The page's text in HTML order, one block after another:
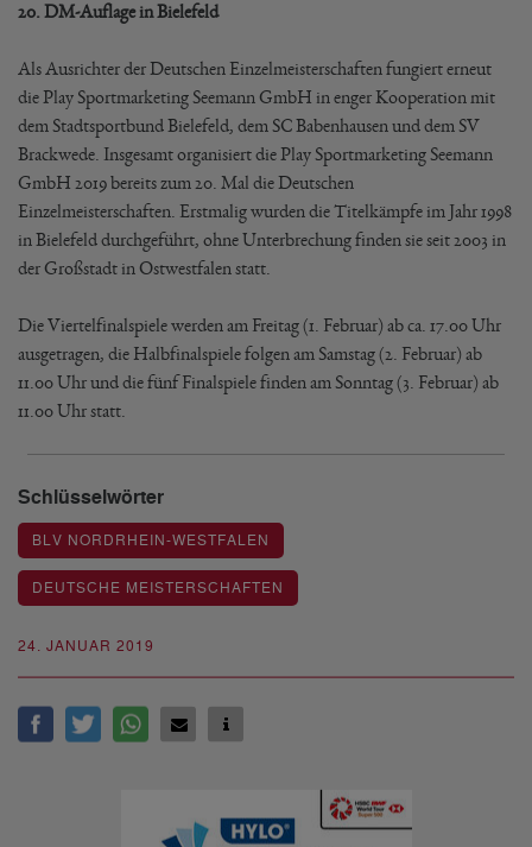
24. JANUAR 2019
20. DM-Auflage in Bielefeld
Als Ausrichter der Deutschen Einzelmeisterschaften fungiert erneut
die Play Sportmarketing Seemann GmbH in enger Kooperation mit
dem Stadtsportbund Bielefeld, dem SC Babenhausen und dem SV
Brackwede. Insgesamt organisiert die Play Sportmarketing Seemann
GmbH 2019 bereits zum 20. Mal die Deutschen
Einzelmeisterschaften. Erstmalig wurden die Titelkämpfe im Jahr 1998
in Bielefeld durchgeführt, ohne Unterbrechung finden sie seit 2003 in
der Großstadt in Ostwestfalen statt.
Die Viertelfinalspiele werden am Freitag (1. Februar) ab ca. 17.00 Uhr
ausgetragen, die Halbfinalspiele folgen am Samstag (2. Februar) ab
11.00 Uhr und die fünf Finalspiele finden am Sonntag (3. Februar) ab
11.00 Uhr statt.
Schlüsselwörter
BLV NORDRHEIN-WESTFALEN
DEUTSCHE MEISTERSCHAFTEN